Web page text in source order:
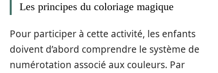
Les principes du coloriage magique
Pour participer à cette activité, les enfants
doivent d’abord comprendre le système de
numérotation associé aux couleurs. Par